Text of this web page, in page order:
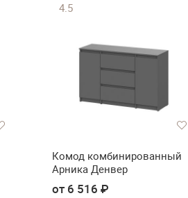
4.5
Комод комбинированный
Арника Денвер
от 6 516 ₽